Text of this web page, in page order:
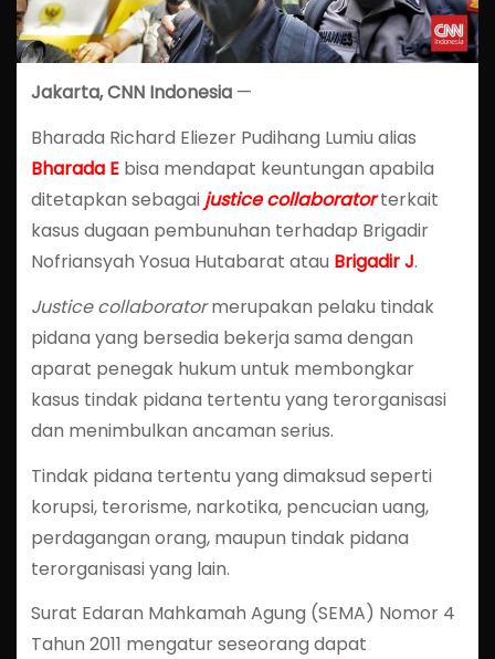
Jakarta, CNN Indonesia—
Bharada Richard Eliezer Pudihang Lumiu alias
Bharada Ebisa mendapat keuntungan apabila
ditetapkan sebagai justice collaboratorterkait
kasus dugaan pembunuhan terhadap Brigadir
Nofriansyah Yosua Hutabarat atau Brigadir J.
Justice collaboratormerupakan pelaku tindak
pidana yang bersedia bekerja sama dengan
aparat penegak hukum untuk membongkar
kasus tindak pidana tertentu yang terorganisasi
dan menimbulkan ancaman serius.
Tindak pidana tertentu yang dimaksud seperti
korupsi, terorisme, narkotika, pencucian uang,
perdagangan orang, maupun tindak pidana
terorganisasi yang lain.
Surat Edaran Mahkamah Agung (SEMA) Nomor 4
Tahun 2011 mengatur seseorang dapat